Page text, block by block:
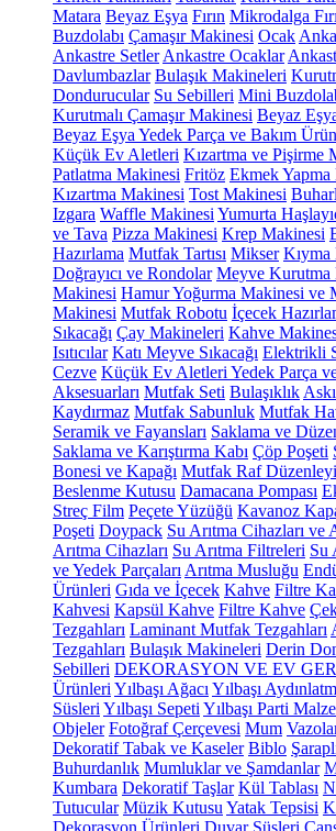
Matara Beyaz Eşya Fırın Mikrodalga
Buzdolabı Çamaşır Makinesi Ocak
Ankastre Setler Ankastre Ocaklar
Davlumbazlar Bulaşık Makineleri
Dondurucular Su Sebilleri Mini
Kurutmalı Çamaşır Makinesi Beyaz
Beyaz Eşya Yedek Parça ve Bakım
Küçük Ev Aletleri Kızartma ve Pişirme
Patlatma Makinesi Fritöz Ekmek Yapma
Kızartma Makinesi Tost Makinesi
Izgara Waffle Makinesi Yumurta
ve Tava Pizza Makinesi Krep Makinesi
Hazırlama Mutfak Tartısı Mikser Kıyma
Doğrayıcı ve Rondolar Meyve Kurutma
Makinesi Hamur Yoğurma Makinesi ve
Makinesi Mutfak Robotu İçecek
Sıkacağı Çay Makineleri Kahve
Isıtıcılar Katı Meyve Sıkacağı Elektrikli
Cezve Küçük Ev Aletleri Yedek Parça
Aksesuarları Mutfak Seti Bulaşıklık
Kaydırmaz Mutfak Sabunluk Mutfak
Seramik ve Fayansları Saklama ve
Saklama ve Karıştırma Kabı Çöp Poşeti
Bonesi ve Kapağı Mutfak Raf
Beslenme Kutusu Damacana Pompası
Streç Film Peçete Yüzüğü Kavanoz
Poşeti Doypack Su Arıtma Cihazları ve
Arıtma Cihazları Su Arıtma Filtreleri Su
ve Yedek Parçaları Arıtma Musluğu
Ürünleri Gıda ve İçecek Kahve Filtre
Kahvesi Kapsül Kahve Filtre Kahve
Tezgahları Laminant Mutfak Tezgahları
Tezgahları Bulaşık Makineleri Derin
Sebilleri DEKORASYON VE EV
Ürünleri Yılbaşı Ağacı Yılbaşı
Süsleri Yılbaşı Sepeti Yılbaşı Parti
Objeler Fotoğraf Çerçevesi Mum
Dekoratif Tabak ve Kaseler Biblo
Buhurdanlık Mumluklar ve Şamdanlar
Kumbara Dekoratif Taşlar Kül Tablası
Tutucular Müzik Kutusu Yatak Tepsisi
Dekorasyon Ürünleri Duvar Süsleri